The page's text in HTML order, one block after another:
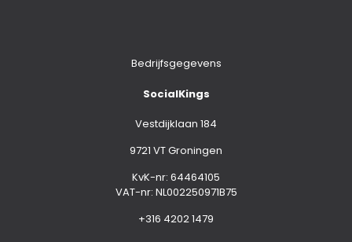
Bedrijfsgegevens
SocialKings
Vestdijklaan 184
9721 VT Groningen
KvK-nr: 64464105
VAT-nr: NL002250971B75
+316 4202 1479